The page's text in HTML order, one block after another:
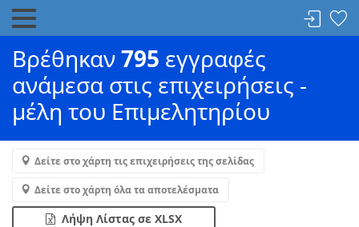
Βρέθηκαν795 εγγραφές
ανάμεσα στις επιχειρήσεις -
μέλη του Επιμελητηρίου
Δείτε στο χάρτη τις επιχειρήσεις της σελίδας
Δείτε στο χάρτη όλα τα αποτελέσματα
Λήψη Λίστας σε XLSX